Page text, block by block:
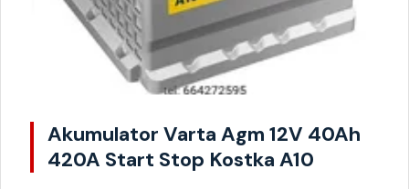
Akumulator Varta Agm 12V 40Ah
420A Start Stop Kostka A10